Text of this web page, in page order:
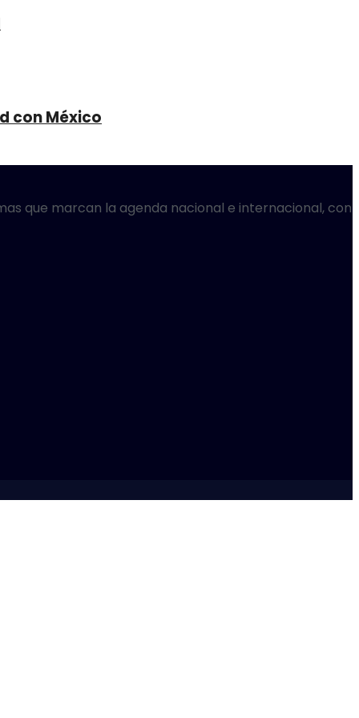
con México
que marcan la agenda nacional e internacional, con